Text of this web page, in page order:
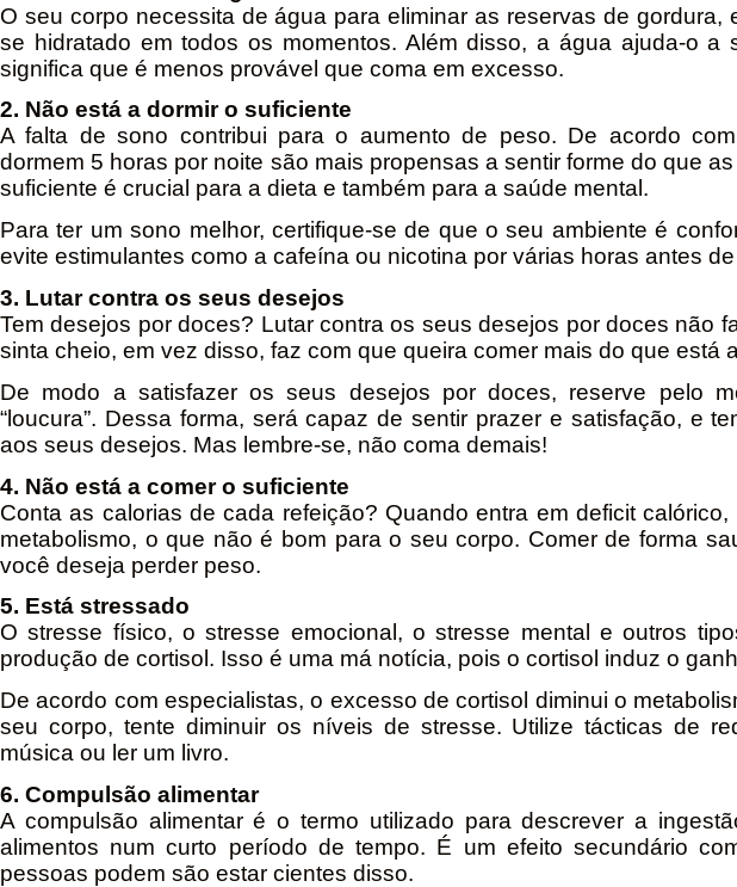
O seu corpo necessita de água para eliminar as reservas de gordura,
se hidratado em todos os momentos. Além disso, a água ajuda-o a
significa que é menos provável que coma em excesso.
2. Não está a dormir o suficiente
A falta de sono contribui para o aumento de peso. De acordo
dormem 5 horas por noite são mais propensas a sentir forme do que
suficiente é crucial para a dieta e também para a saúde mental.
Para ter um sono melhor, certifique-se de que o seu ambiente é
evite estimulantes como a cafeína ou nicotina por várias horas antes de
3. Lutar contra os seus desejos
Tem desejos por doces? Lutar contra os seus desejos por doces não
sinta cheio, em vez disso, faz com que queira comer mais do que está
De modo a satisfazer os seus desejos por doces, reserve pelo
“loucura”. Dessa forma, será capaz de sentir prazer e satisfação, e
aos seus desejos. Mas lembre-se, não coma demais!
4. Não está a comer o suficiente
Conta as calorias de cada refeição? Quando entra em deficit
metabolismo, o que não é bom para o seu corpo. Comer de forma
você deseja perder peso.
5. Está stressado
O stresse físico, o stresse emocional, o stresse mental e outros
produção de cortisol. Isso é uma má notícia, pois o cortisol induz o
De acordo com especialistas, o excesso de cortisol diminui o
seu corpo, tente diminuir os níveis de stresse. Utilize tácticas de
música ou ler um livro.
6. Compulsão alimentar
A compulsão alimentar é o termo utilizado para descrever a
alimentos num curto período de tempo. É um efeito secundário
pessoas podem são estar cientes disso.